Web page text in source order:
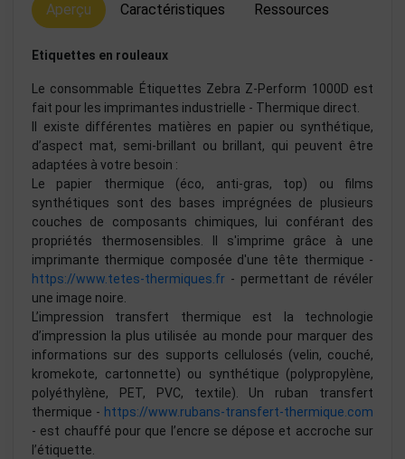
Aperçu Caractéristiques Ressources
Etiquettes en rouleaux
Le consommable Étiquettes Zebra Z-Perform 1000D est
fait pour les imprimantes industrielle - Thermique direct.
Il existe différentes matières en papier ou synthétique,
d’aspect mat, semi-brillant ou brillant, qui peuvent être
adaptées à votre besoin :
Le papier thermique (éco, anti-gras, top) ou films
synthétiques sont des bases imprégnées de plusieurs
couches de composants chimiques, lui conférant des
propriétés thermosensibles. Il s'imprime grâce à une
imprimante thermique composée d'une tête thermique -
https://www.tetes-thermiques.fr - permettant de révéler
une image noire.
L’impression transfert thermique est la technologie
d’impression la plus utilisée au monde pour marquer des
informations sur des supports cellulosés (velin, couché,
kromekote, cartonnette) ou synthétique (polypropylène,
polyéthylène, PET, PVC, textile). Un ruban transfert
thermique - https://www.rubans-transfert-thermique.com
- est chauffé pour que l’encre se dépose et accroche sur
l’étiquette.